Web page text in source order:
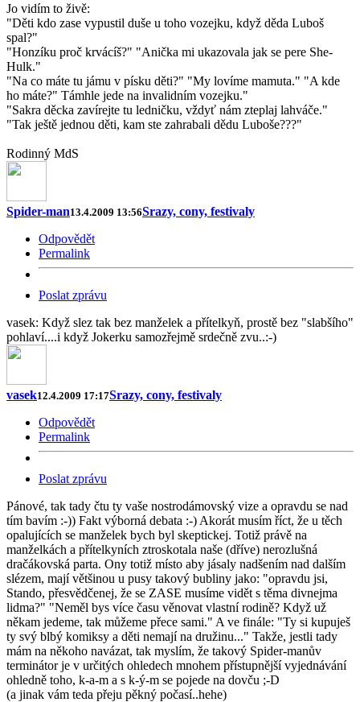
Jo vidím to živě:
"Děti kdo zase vypustil duše u toho vozejku, když děda Luboš
spal?"
"Honzíku proč krvácíš?" "Anička mi ukazovala jak se pere She-
Hulk."
"Na co máte tu jámu v písku děti?" "My lovíme mamuta." "A kde
ho máte?" Támhle jede na invalidním vozejku."
"Sakra děcka zavírejte tu ledničku, vždyť nám zteplaj lahváče."
"Tak ještě jednou děti, kam ste zahrabali dědu Luboše???"
Rodinný MdS
Spider-man13.4.2009 13:56Srazy, cony, festivaly
Odpovědět
Permalink
Poslat zprávu
vasek: Když slez tak bez manželek a přítelkyň, prostě bez "slabšího"
pohlaví....i když Jokerku samozřejmě srdečně zvu..:-)
vasek12.4.2009 17:17Srazy, cony, festivaly
Odpovědět
Permalink
Poslat zprávu
Pánové, tak tady čtu ty vaše nostrodámovský vize a opravdu se nad
tím bavím :-)) Fakt výborná debata :-) Akorát musím říct, že u těch
opalujících se manželek bych byl skeptickej. Totiž právě na
manželkách a přítelkyních ztroskotala naše (dříve) nerozlušná
dračákovská parta. Ony totiž místo aby jásaly nadšením nad dalším
slézem, mají většinou u pusy takový bubliny jako: "opravdu jsi,
Stando, přesvědčenej, že se ZASE musíme vidět s těma divnejma
lidma?" "Neměl bys více času věnovat vlastní rodině? Když už
někam jedeme, tak můžeme přece sami." A ve finále: "Ty si kupuješ
ty svý blbý komiksy a děti nemají na družinu..." Takže, jestli tady
mám na někoho navázat, tak myslím, že takový Spider-manův
terminátor je v určitých ohledech mnohem přístupnější vyjednávání
ohledně toho, k-a-m a s k-ý-m se pojede na dovču ;-D
(a jinak vám teda přeju pěkný počasí..hehe)